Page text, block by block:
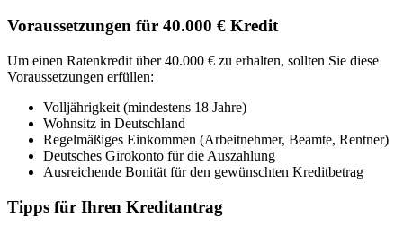
Voraussetzungen für 40.000 € Kredit
Um einen Ratenkredit über 40.000 € zu erhalten, sollten Sie diese
Voraussetzungen erfüllen:
Volljährigkeit (mindestens 18 Jahre)
Wohnsitz in Deutschland
Regelmäßiges Einkommen (Arbeitnehmer, Beamte, Rentner)
Deutsches Girokonto für die Auszahlung
Ausreichende Bonität für den gewünschten Kreditbetrag
Tipps für Ihren Kreditantrag